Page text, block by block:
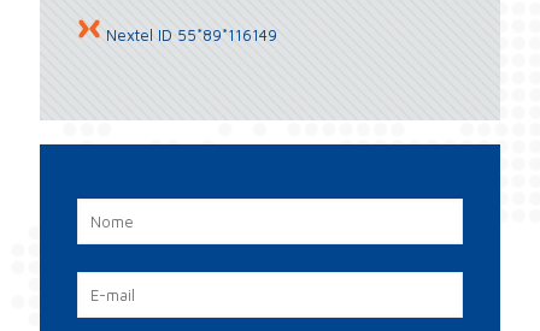
Nextel ID 55*89*116149